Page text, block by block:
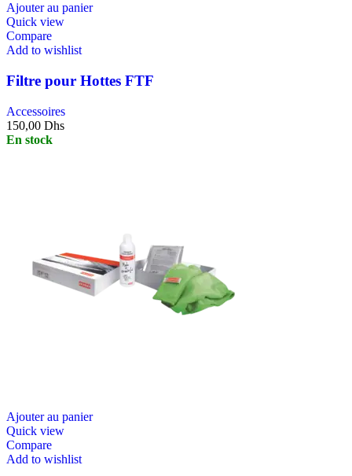
Ajouter au panier
Quick view
Compare
Add to wishlist
Filtre pour Hottes FTF
Accessoires
150,00 Dhs
En stock
Ajouter au panier
Quick view
Compare
Add to wishlist